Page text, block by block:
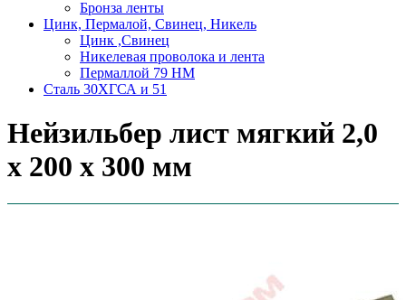
Бронза ленты
Цинк, Пермалой, Свинец, Никель
Цинк ,Свинец
Никелевая проволока и лента
Пермаллой 79 НМ
Сталь 30ХГСА и 51
Нейзильбер лист мягкий 2,0
х 200 х 300 мм